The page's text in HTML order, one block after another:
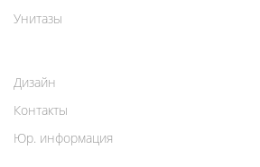
Унитазы
Дизайн
Контакты
Юр. информация